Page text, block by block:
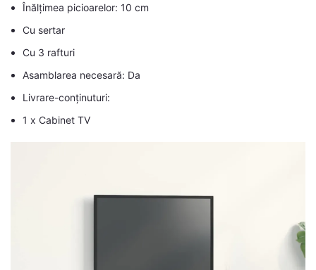
Înălțimea picioarelor: 10 cm
Cu sertar
Cu 3 rafturi
Asamblarea necesară: Da
Livrare-conținuturi:
1 x Cabinet TV